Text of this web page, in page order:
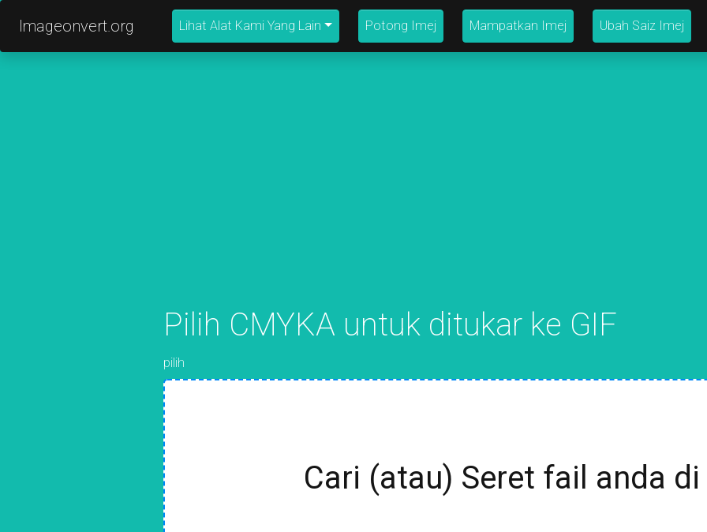
Imageonvert.org Lihat Alat Kami Yang Lain Potong Imej Mampatkan Imej Ubah Saiz Imej
Pilih CMYKA untuk ditukar ke GIF
pilih
Cari (atau) Seret fail anda